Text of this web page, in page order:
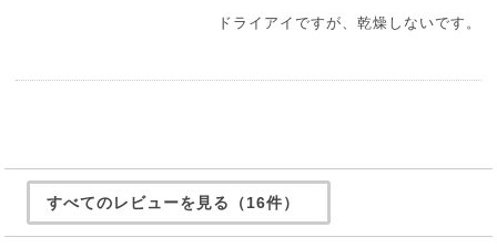
ドライアイですが、乾燥しないです。
すべてのレビューを見る（16件）